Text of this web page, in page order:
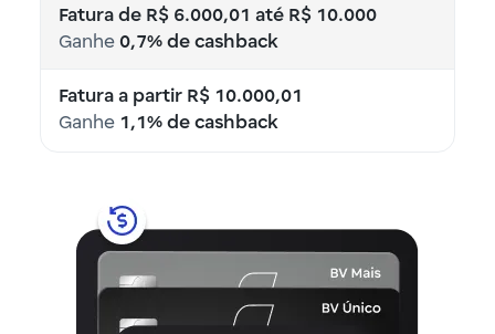
Fatura de R$ 6.000,01 até R$ 10.000
Ganhe 0,7% de cashback
Fatura a partir R$ 10.000,01
Ganhe 1,1% de cashback
Fatura de R$ 6.000,01 até R$ 10.000
Ganhe 0,8% de cashback
Fatura a partir R$ 10.000,01
Ganhe 1,5% de cashback